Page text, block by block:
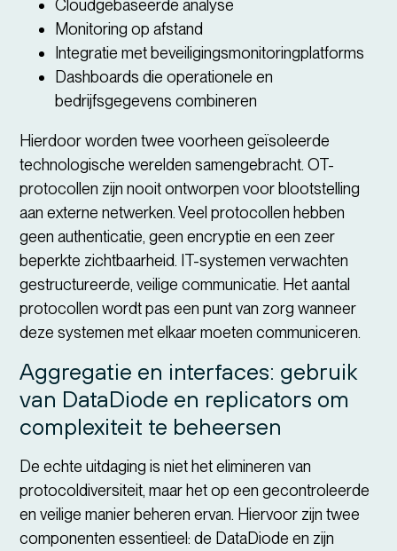
Cloudgebaseerde analyse
Monitoring op afstand
Integratie met beveiligingsmonitoringplatforms
Dashboards die operationele en
bedrijfsgegevens combineren
Hierdoor worden twee voorheen geïsoleerde
technologische werelden samengebracht. OT-
protocollen zijn nooit ontworpen voor blootstelling
aan externe netwerken. Veel protocollen hebben
geen authenticatie, geen encryptie en een zeer
beperkte zichtbaarheid. IT-systemen verwachten
gestructureerde, veilige communicatie. Het aantal
protocollen wordt pas een punt van zorg wanneer
deze systemen met elkaar moeten communiceren.
Aggregatie en interfaces: gebruik
van DataDiode en replicators om
complexiteit te beheersen
De echte uitdaging is niet het elimineren van
protocoldiversiteit, maar het op een gecontroleerde
en veilige manier beheren ervan. Hiervoor zijn twee
componenten essentieel: de DataDiode en zijn